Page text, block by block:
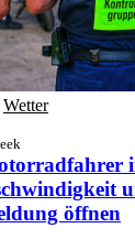
Wetter
öffnen